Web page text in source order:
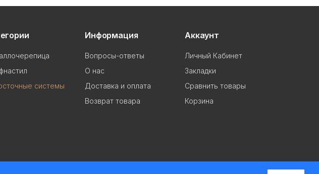
системы
Информация
Вопросы-ответы
О нас
Доставка и оплата
Возврат товара
Аккаунт
Личный Кабинет
Закладки
Сравнить товары
Корзина